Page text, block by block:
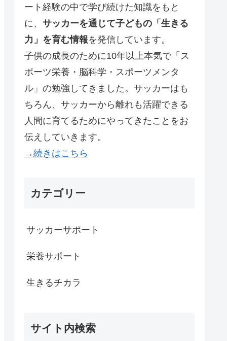
ート経験の中で学び続けた知識をもと
に、 サッカーを通じて子どもの「生きる
力」を育む情報を発信しています。
子供の成長のために10年以上本気で「ス
ポーツ栄養・脳科学・スポーツメンタ
ル」の勉強してきました。サッカーはも
ちろん、サッカーから離れも活躍できる
人間に育てるためにやってきたことをお
伝えしていきます。
→続きはこちら
カテゴリー
サッカーサポート
栄養サポート
生きるチカラ
サイト内検索